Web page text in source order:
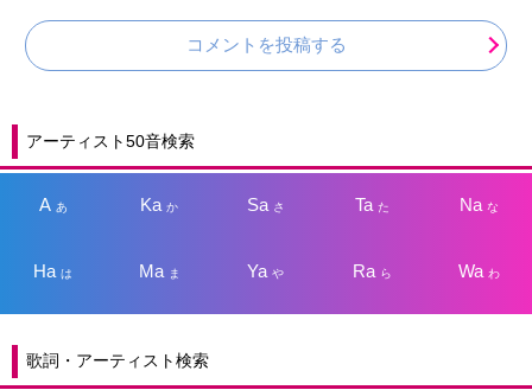
コメントを投稿する
アーティスト50音検索
A あ Kaか Sa さ Taた Na な
Haは Ma ま Yaや Ra ら Wa わ
歌詞・アーティスト検索